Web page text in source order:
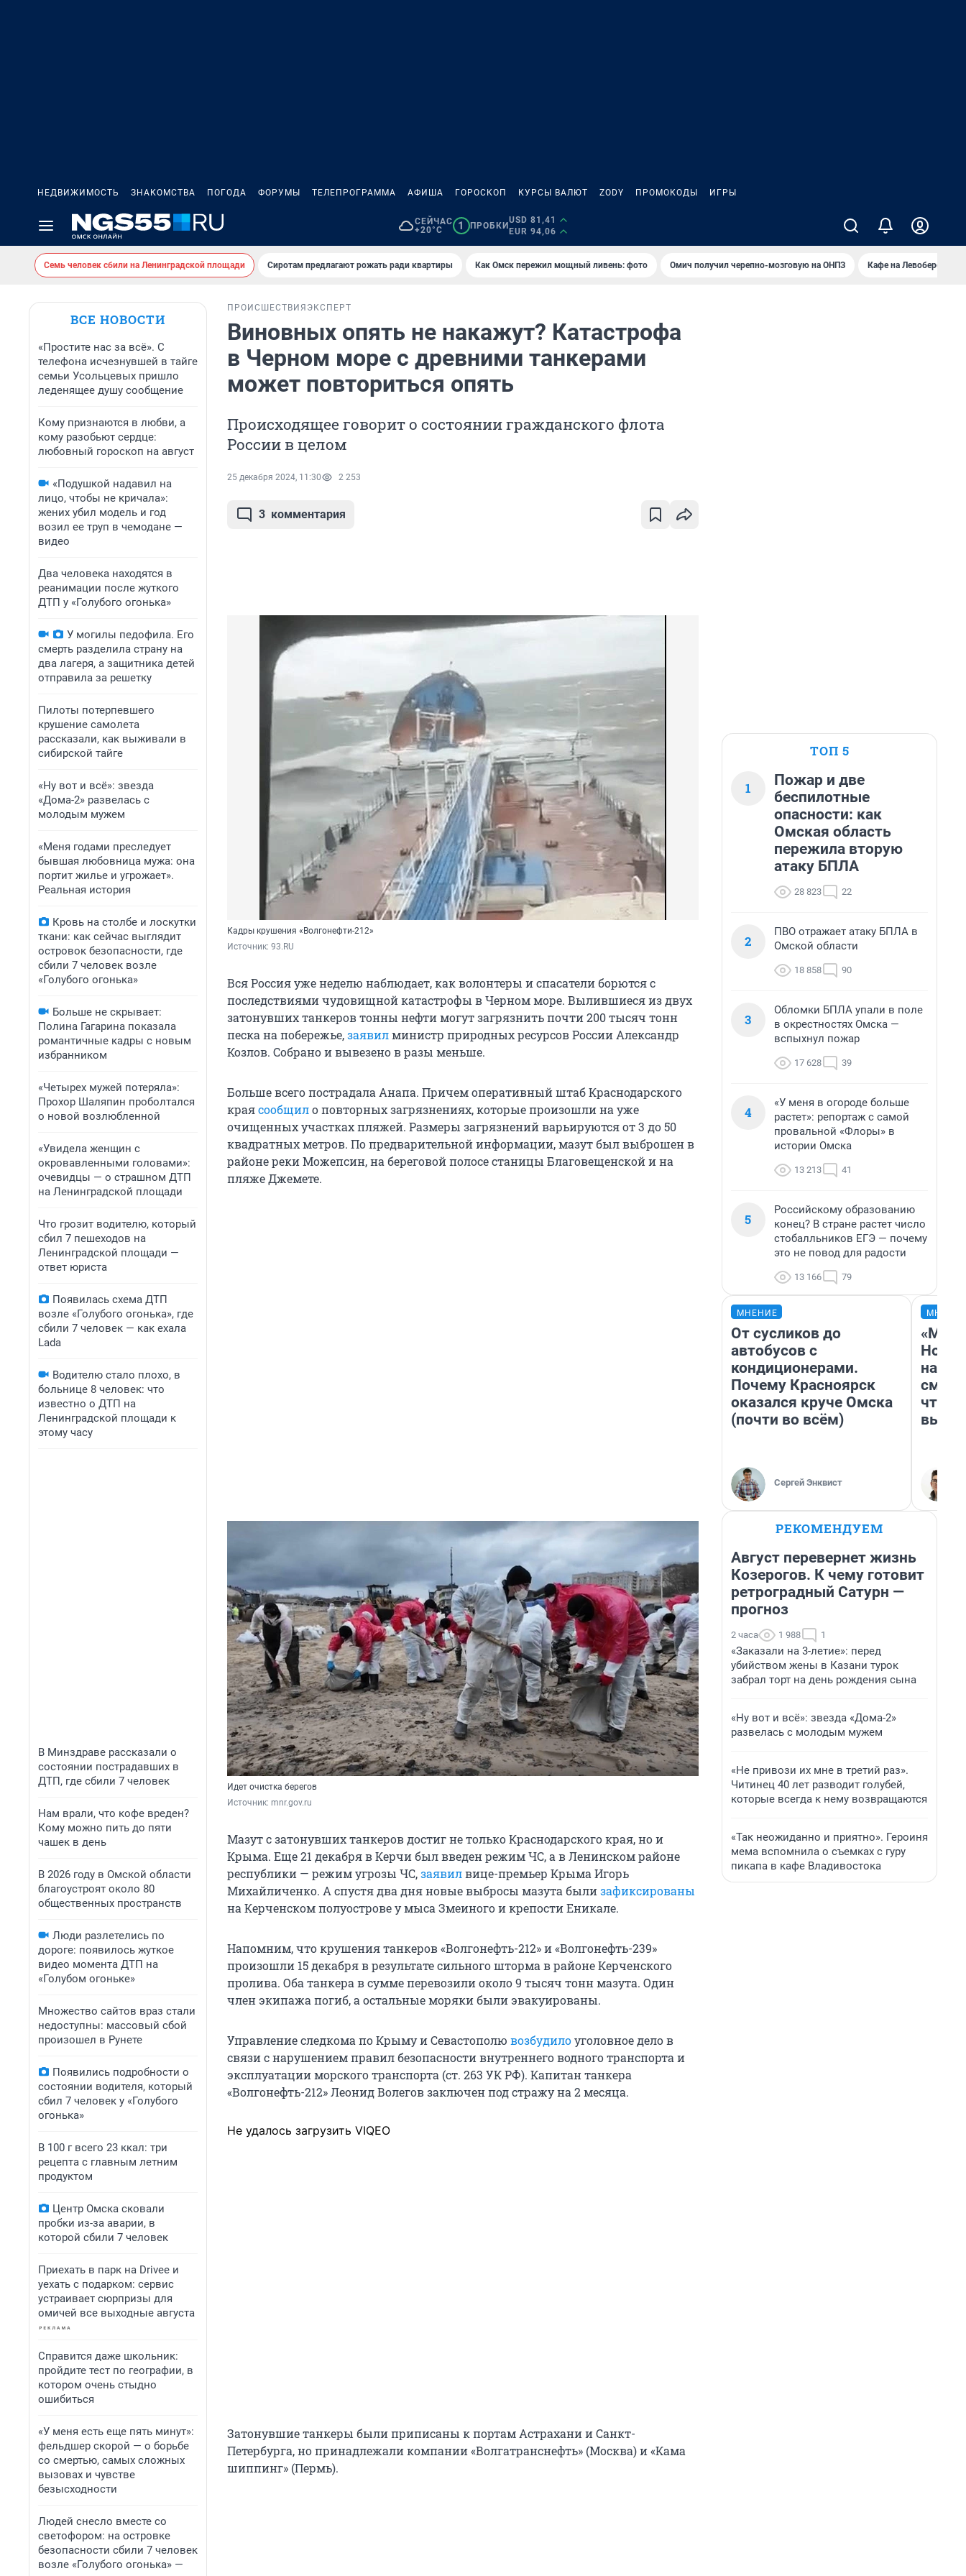
НЕДВИЖИМОСТЬ ЗНАКОМСТВА ПОГОДА ФОРУМЫ ТЕЛЕПРОГРАММА АФИША ГОРОСКОП КУРСЫ ВАЛЮТ ZODY ПРОМОКОДЫ ИГРЫ
СЕЙЧАС
+20°C
1 ПРОБКИ
USD 81,41
EUR 94,06
Семь человек сбили на Ленинградской площади Сиротам предлагают рожать ради квартиры Как Омск пережил мощный ливень: фото Омич получил черепно-мозговую на ОНПЗ Кафе на Левобережье
ВСЕ НОВОСТИ
«Простите нас за всё». С
телефона исчезнувшей в тайге
семьи Усольцевых пришло
леденящее душу сообщение
Кому признаются в любви, а
кому разобьют сердце:
любовный гороскоп на август
«Подушкой надавил на
лицо, чтобы не кричала»:
жених убил модель и год
возил ее труп в чемодане —
видео
Два человека находятся в
реанимации после жуткого
ДТП у «Голубого огонька»
У могилы педофила. Его
смерть разделила страну на
два лагеря, а защитника детей
отправила за решетку
Пилоты потерпевшего
крушение самолета
рассказали, как выживали в
сибирской тайге
«Ну вот и всё»: звезда
«Дома-2» развелась с
молодым мужем
«Меня годами преследует
бывшая любовница мужа: она
портит жилье и угрожает».
Реальная история
Кровь на столбе и лоскутки
ткани: как сейчас выглядит
островок безопасности, где
сбили 7 человек возле
«Голубого огонька»
Больше не скрывает:
Полина Гагарина показала
романтичные кадры с новым
избранником
«Четырех мужей потеряла»:
Прохор Шаляпин проболтался
о новой возлюбленной
«Увидела женщин с
окровавленными головами»:
очевидцы — о страшном ДТП
на Ленинградской площади
Что грозит водителю, который
сбил 7 пешеходов на
Ленинградской площади —
ответ юриста
Появилась схема ДТП
возле «Голубого огонька», где
сбили 7 человек — как ехала
Lada
Водителю стало плохо, в
больнице 8 человек: что
известно о ДТП на
Ленинградской площади к
этому часу
В Минздраве рассказали о
состоянии пострадавших в
ДТП, где сбили 7 человек
Нам врали, что кофе вреден?
Кому можно пить до пяти
чашек в день
В 2026 году в Омской области
благоустроят около 80
общественных пространств
Люди разлетелись по
дороге: появилось жуткое
видео момента ДТП на
«Голубом огоньке»
Множество сайтов враз стали
недоступны: массовый сбой
произошел в Рунете
Появились подробности о
состоянии водителя, который
сбил 7 человек у «Голубого
огонька»
В 100 г всего 23 ккал: три
рецепта с главным летним
продуктом
Центр Омска сковали
пробки из-за аварии, в
которой сбили 7 человек
Приехать в парк на Drivee и
уехать с подарком: сервис
устраивает сюрпризы для
омичей все выходные августа
Справится даже школьник:
пройдите тест по географии, в
котором очень стыдно
ошибиться
«У меня есть еще пять минут»:
фельдшер скорой — о борьбе
со смертью, самых сложных
вызовах и чувстве
безысходности
Людей снесло вместе со
светофором: на островке
безопасности сбили 7 человек
возле «Голубого огонька» —
ПРОИСШЕСТВИЯ ЭКСПЕРТ
Виновных опять не накажут? Катастрофа
в Черном море с древними танкерами
может повториться опять
Происходящее говорит о состоянии гражданского флота
России в целом
25 декабря 2024, 11:30 2 253
3 комментария
Кадры крушения «Волгонефти-212»
Источник: 93.RU
Вся Россия уже неделю наблюдает, как волонтеры и спасатели борются с
последствиями чудовищной катастрофы в Черном море. Вылившиеся из двух
затонувших танкеров тонны нефти могут загрязнить почти 200 тысяч тонн
песка на побережье,заявилминистр природных ресурсов России Александр
Козлов. Собрано и вывезено в разы меньше.
Больше всего пострадала Анапа. Причем оперативный штаб Краснодарского
краясообщило повторных загрязнениях, которые произошли на уже
очищенных участках пляжей. Размеры загрязнений варьируются от 3 до 50
квадратных метров. По предварительной информации, мазут был выброшен в
районе реки Можепсин, на береговой полосе станицы Благовещенской и на
пляже Джемете.
Идет очистка берегов
Источник: mnr.gov.ru
Мазут с затонувших танкеров достиг не только Краснодарского края, но и
Крыма. Еще 21 декабря в Керчи был введен режим ЧС, а в Ленинском районе
республики — режим угрозы ЧС,заявилвице-премьер Крыма Игорь
Михайличенко. А спустя два дня новые выбросы мазута былизафиксированы
на Керченском полуострове у мыса Змеиного и крепости Еникале.
Напомним, что крушения танкеров «Волгонефть-212» и «Волгонефть-239»
произошли 15 декабря в результате сильного шторма в районе Керченского
пролива. Оба танкера в сумме перевозили около 9 тысяч тонн мазута. Один
член экипажа погиб, а остальные моряки были эвакуированы.
Управление следкома по Крыму и Севастополю возбудилоуголовное дело в
связи с нарушением правил безопасности внутреннего водного транспорта и
эксплуатации морского транспорта (ст. 263 УК РФ). Капитан танкера
«Волгонефть-212» Леонид Волегов заключен под стражу на 2 месяца.
Не удалось загрузить VIQEO
Затонувшие танкеры были приписаны к портам Астрахани и Санкт-
Петербурга, но принадлежали компании «Волгатранснефть» (Москва) и «Кама
шиппинг» (Пермь).
ТОП 5
1
Пожар и две
беспилотные
опасности: как
Омская область
пережила вторую
атаку БПЛА
28 823 22
2
ПВО отражает атаку БПЛА в
Омской области
18 858 90
3
Обломки БПЛА упали в поле
в окрестностях Омска —
вспыхнул пожар
17 628 39
4
«У меня в огороде больше
растет»: репортаж с самой
провальной «Флоры» в
истории Омска
13 213 41
5
Российскому образованию
конец? В стране растет число
стобалльников ЕГЭ — почему
это не повод для радости
13 166 79
МНЕНИЕ
От сусликов до
автобусов с
кондиционерами.
Почему Красноярск
оказался круче Омска
(почти во всём)
Сергей Энквист
«Мы
РЕКОМЕНДУЕМ
Август перевернет жизнь
Козерогов. К чему готовит
ретроградный Сатурн —
прогноз
2 часа 1 988 1
«Заказали на 3-летие»: перед
убийством жены в Казани турок
забрал торт на день рождения сына
«Ну вот и всё»: звезда «Дома-2»
развелась с молодым мужем
«Не привози их мне в третий раз».
Читинец 40 лет разводит голубей,
которые всегда к нему возвращаются
«Так неожиданно и приятно». Героиня
мема вспомнила о съемках с гуру
пикапа в кафе Владивостока